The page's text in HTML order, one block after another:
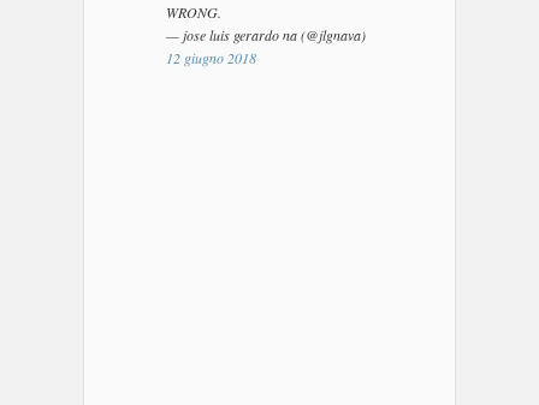
WRONG.
— jose luis gerardo na (@jlgnava)
12 giugno 2018